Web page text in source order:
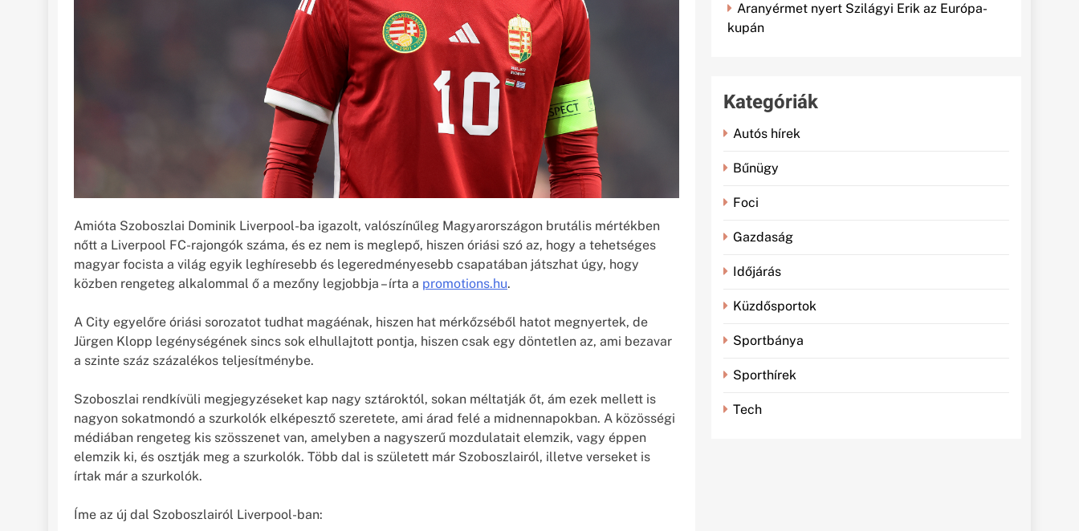
Amióta Szoboszlai Dominik Liverpool-ba igazolt, valószínűleg Magyarországon brutális mértékben
nőtt a Liverpool FC-rajongók száma, és ez nem is meglepő, hiszen óriási szó az, hogy a tehetséges
magyar focista a világ egyik leghíresebb és legeredményesebb csapatában játszhat úgy, hogy
közben rengeteg alkalommal ő a mezőny legjobbja – írta a promotions.hu.
A City egyelőre óriási sorozatot tudhat magáénak, hiszen hat mérkőzséből hatot megnyertek, de
Jürgen Klopp legénységének sincs sok elhullajtott pontja, hiszen csak egy döntetlen az, ami bezavar
a szinte száz százalékos teljesítménybe.
Szoboszlai rendkívüli megjegyzéseket kap nagy sztároktól, sokan méltatják őt, ám ezek mellett is
nagyon sokatmondó a szurkolók elképesztő szeretete, ami árad felé a midnennapokban. A közösségi
médiában rengeteg kis szösszenet van, amelyben a nagyszerű mozdulatait elemzik, vagy éppen
elemzik ki, és osztják meg a szurkolók. Több dal is született már Szoboszlairól, illetve verseket is
írtak már a szurkolók.
Íme az új dal Szoboszlairól Liverpool-ban:
Aranyérmet nyert Szilágyi Erik az Európa-
kupán
Kategóriák
Autós hírek
Bűnügy
Foci
Gazdaság
Időjárás
Küzdősportok
Sportbánya
Sporthírek
Tech